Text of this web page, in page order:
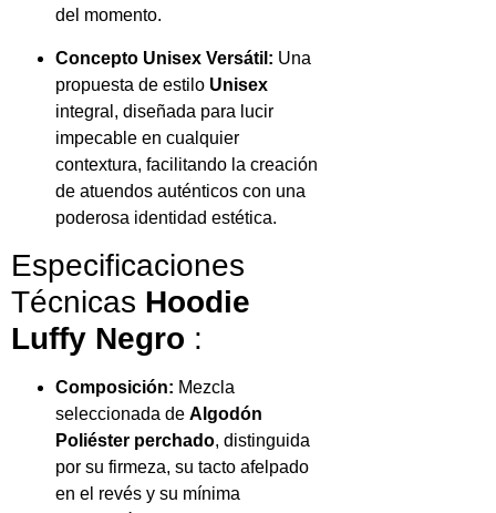
del momento.
Concepto Unisex Versátil: Una
propuesta de estilo Unisex
integral, diseñada para lucir
impecable en cualquier
contextura, facilitando la creación
de atuendos auténticos con una
poderosa identidad estética.
Especificaciones
Técnicas Hoodie
Luffy Negro :
Composición: Mezcla
seleccionada de Algodón
Poliéster perchado, distinguida
por su firmeza, su tacto afelpado
en el revés y su mínima